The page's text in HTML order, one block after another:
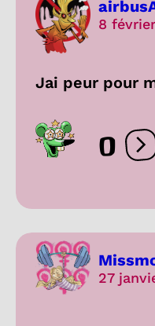
8
Jai peur pour
0
27